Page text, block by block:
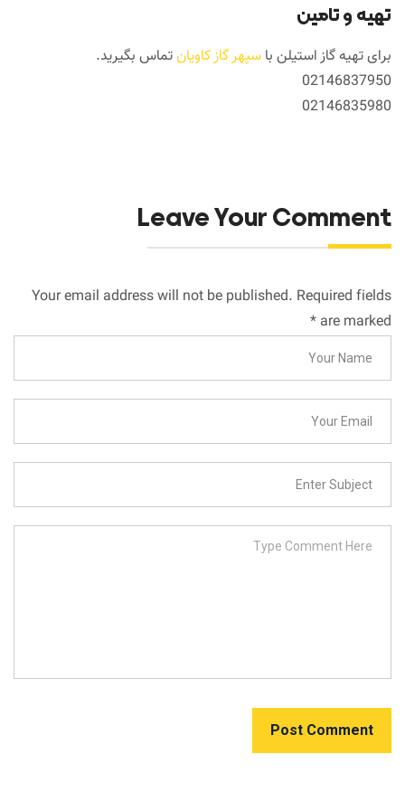
تهیه و تامین
برای تهیه گاز استیلن با سپهر گاز کاویانتماس بگیرید.
02146837950
02146835980
Leave Your Comment
Your email address will not be published. Required fields
are marked
*
Post Comment